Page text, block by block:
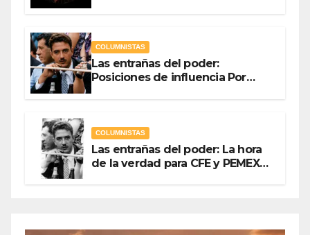
COLUMNISTAS
Las entrañas del poder:
Posiciones de influencia Por
COLUMNISTAS
Las entrañas del poder: La hora
de la verdad para CFE y PEMEX